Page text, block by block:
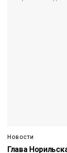
Новости
Глава